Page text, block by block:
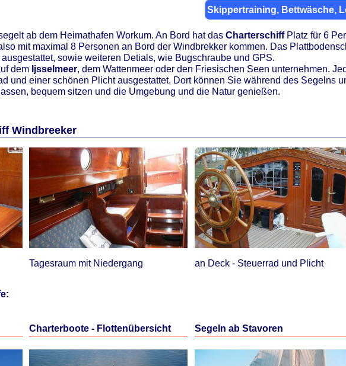
Skippertraining, Bettwäsche,
ab dem Heimathafen Workum. An Bord hat dasCharterschiffPlatz für 6
mit maximal 8 Personen an Bord der Windbrekker kommen. Das
sowie weiteren Detials, wie Bugschraube und GPS.
dem Ijsselmeer, dem Wattenmeer oder den Friesischen Seen unternehmen.
und einer schönen Plicht ausgestattet. Dort können Sie während des Segelns
bequem sitzen und die Umgebung und die Natur genießen.
Windbreeker
Tagesraum mit Niedergang an Deck - Steuerrad und Plicht
Charterboote - Flottenübersicht Segeln ab Stavoren